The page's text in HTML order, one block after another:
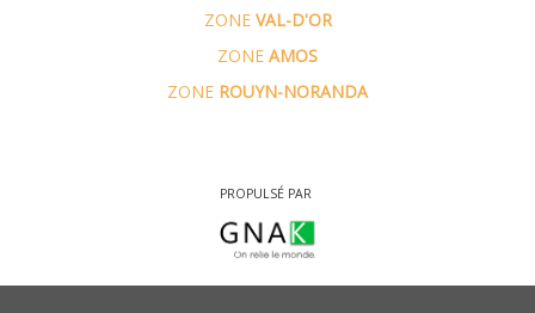
ZONE VAL-D'OR
ZONE AMOS
ZONE ROUYN-NORANDA
PROPULSÉ PAR